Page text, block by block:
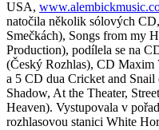
USA,
natočila několik sólových
Smečkách), Songs from my
Production), podílela se na
(Český Rozhlas), CD Maxim
a 5 CD dua Cricket and
Shadow, At the Theater,
Heaven). Vystupovala v
rozhlasovou stanici White